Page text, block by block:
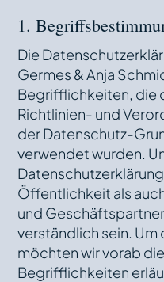
1.
Die
Germes & Anja
Begrifflichkeiten, die
Richtlinien- und
der Datenschutz-
verwendet wurden.
Öffentlichkeit als
und
verständlich sein. Um
möchten wir vorab
Begrifflichkeiten